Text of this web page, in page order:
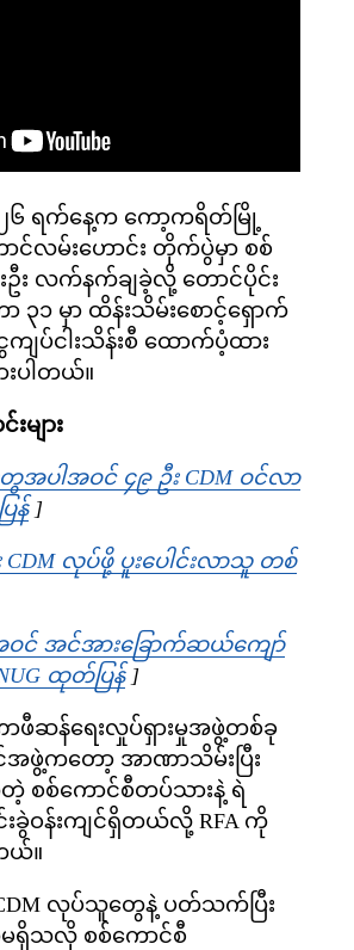
၂၆ ရက်နေ့က ကော့ကရိတ်မြို့
ောင်လမ်းဟောင်း တိုက်ပွဲမှာ စစ်
ဦး လက်နက်ချခဲ့လို့ တောင်ပိုင်း
၃၁ မှာ ထိန်းသိမ်းစောင့်ရှောက်
ကျပ်ငါးသိန်းစီ ထောက်ပံ့ထား
ပါတယ်။
ျား
ပါအဝင် ၄၉ ဦး CDM ဝင်လာ
န်Opens in new window
]
လုပ်ဖို့ ပူးပေါင်းလာသူ တစ်
window
ဝင် အင်အားခြောက်ဆယ်ကျော်
ထုတ်ပြန်Opens in new window
]
ဖီဆန်ရေးလှုပ်ရှားမှုအဖွဲ့တစ်ခု
အဖွဲ့ကတော့ အာဏာသိမ်းပြီး
တဲ့ စစ်ကောင်စီတပ်သားနဲ့ ရဲ
းခွဲဝန်းကျင်ရှိတယ်လို့ RFA ကို
ယ်။
လုပ်သူတွေနဲ့ ပတ်သက်ပြီး
ရှိသလို စစ်ကောင်စီ